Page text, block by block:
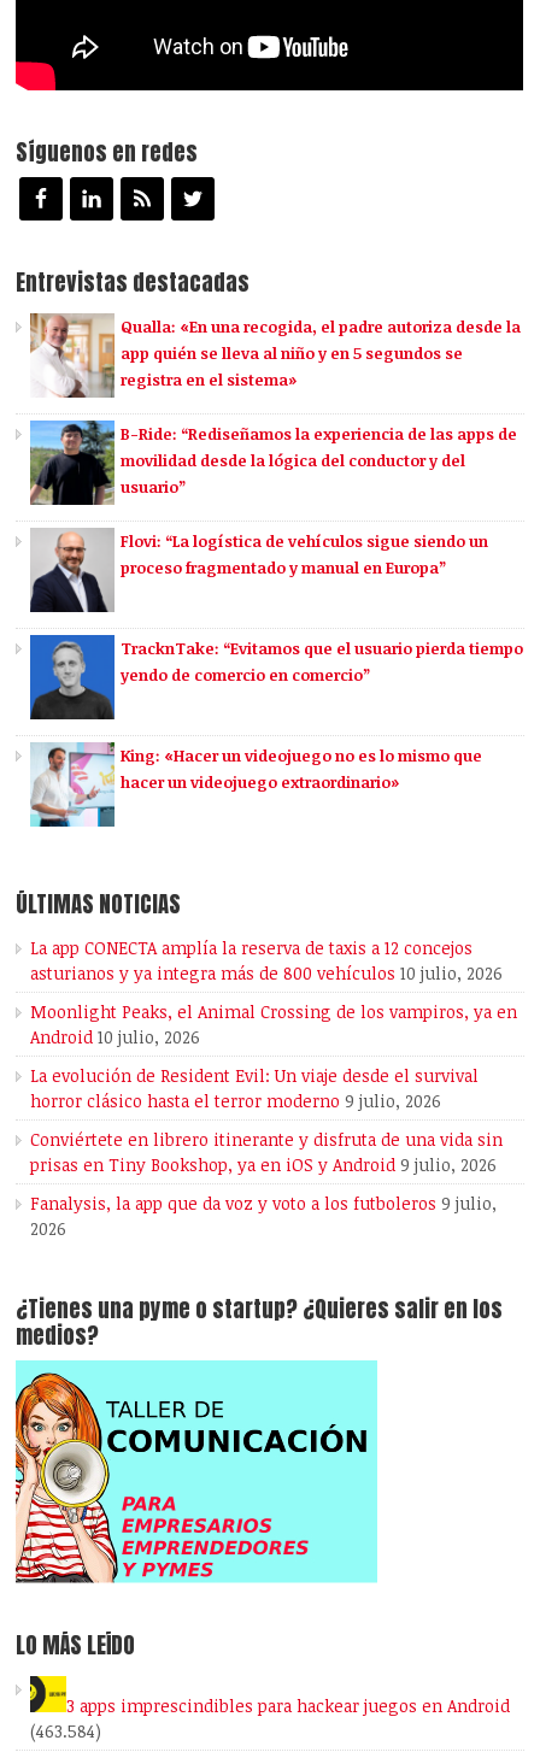
Síguenos en redes
Entrevistas destacadas
Qualla: «En una recogida, el padre autoriza desde la
app quién se lleva al niño y en 5 segundos se
registra en el sistema»
B-Ride: “Rediseñamos la experiencia de las apps de
movilidad desde la lógica del conductor y del
usuario”
Flovi: “La logística de vehículos sigue siendo un
proceso fragmentado y manual en Europa”
TracknTake: “Evitamos que el usuario pierda tiempo
yendo de comercio en comercio”
King: «Hacer un videojuego no es lo mismo que
hacer un videojuego extraordinario»
ÚLTIMAS NOTICIAS
La app CONECTA amplía la reserva de taxis a 12 concejos
asturianos y ya integra más de 800 vehículos 10 julio, 2026
Moonlight Peaks, el Animal Crossing de los vampiros, ya en
Android 10 julio, 2026
La evolución de Resident Evil: Un viaje desde el survival
horror clásico hasta el terror moderno 9 julio, 2026
Conviértete en librero itinerante y disfruta de una vida sin
prisas en Tiny Bookshop, ya en iOS y Android 9 julio, 2026
Fanalysis, la app que da voz y voto a los futboleros 9 julio,
2026
¿Tienes una pyme o startup? ¿Quieres salir en los
medios?
LO MÁS LEÍDO
3 apps imprescindibles para hackear juegos en Android
(463.584)